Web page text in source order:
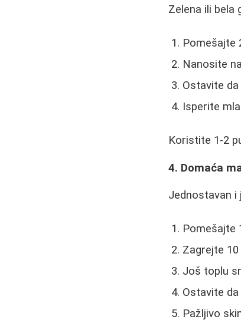
Zelena ili bela
Pomešajte
Nanosite
Ostavite
Isperite
Koristite 1-2
4. Domaća
Jednostavan i
Pomešajte
Zagrejte
Još toplu
Ostavite
Pažljivo